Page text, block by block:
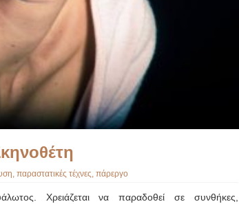
παραστατικές τέχνες πάρεργο
Χρειάζεται να παραδοθεί σε συνθήκες,